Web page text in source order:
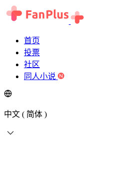
首页
投票
社区
同人小说
中文 ( 简体 )